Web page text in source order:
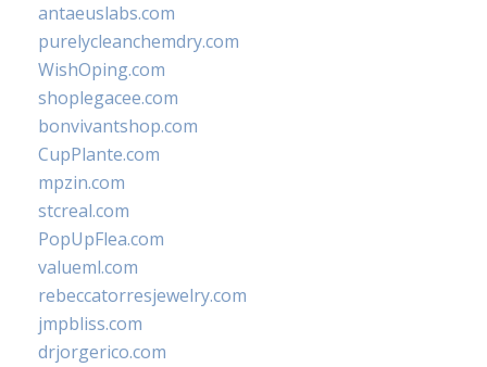
antaeuslabs.com
purelycleanchemdry.com
WishOping.com
shoplegacee.com
bonvivantshop.com
CupPlante.com
mpzin.com
stcreal.com
PopUpFlea.com
valueml.com
rebeccatorresjewelry.com
jmpbliss.com
drjorgerico.com